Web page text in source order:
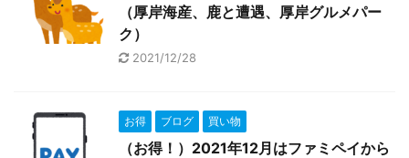
（厚岸海産、鹿と遭遇、厚岸グルメパー
ク）
2021/12/28
お得 ブログ 買い物
（お得！）2021年12月はファミペイから